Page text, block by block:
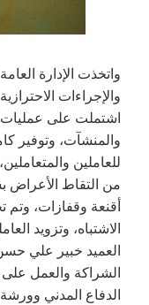
واتخذت الإدارة
والإجراءات
اشتملت على عمليات
والمنشآت، وتوفير
للعاملين
من التقاط الأعراض
أقنعة وقفازات،
الاشتباه، وتزويد
العميد خبير علي
الشراكة والعمل على
الدفاع المدني